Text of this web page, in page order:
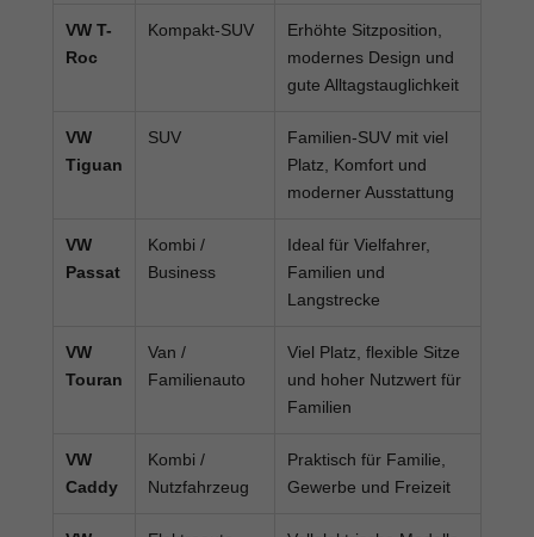
VW T-
Roc
Kompakt-SUV
Erhöhte Sitzposition,
modernes Design und
gute Alltagstauglichkeit
VW
Tiguan
SUV
Familien-SUV mit viel
Platz, Komfort und
moderner Ausstattung
VW
Passat
Kombi /
Business
Ideal für Vielfahrer,
Familien und
Langstrecke
VW
Touran
Van /
Familienauto
Viel Platz, flexible Sitze
und hoher Nutzwert für
Familien
VW
Caddy
Kombi /
Nutzfahrzeug
Praktisch für Familie,
Gewerbe und Freizeit